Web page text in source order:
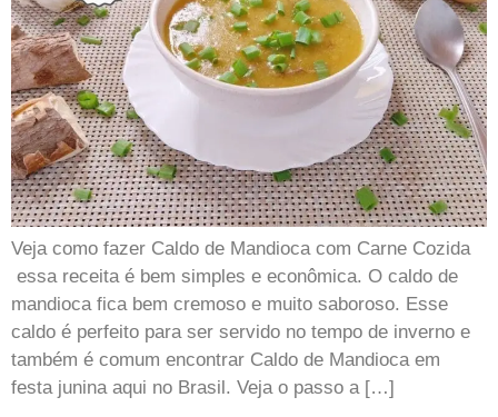
Veja como fazer Caldo de Mandioca com Carne Cozida
essa receita é bem simples e econômica. O caldo de
mandioca fica bem cremoso e muito saboroso. Esse
caldo é perfeito para ser servido no tempo de inverno e
também é comum encontrar Caldo de Mandioca em
festa junina aqui no Brasil. Veja o passo a […]